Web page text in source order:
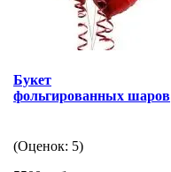
Букет
фольгированных шаров
(Оценок: 5)